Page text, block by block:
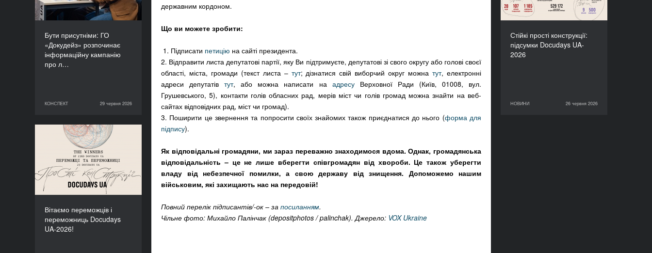
державним кордоном.
Що ви можете зробити:
1. Підписати петицію на сайті президента.
2. Відправити листа депутатові партії, яку Ви підтримуєте, депутатові зі свого округу або голові своєї
області, міста, громади (текст листа –тут; дізнатися свій виборчий округ можна тут, електронні
адреси депутатів тут, або можна написати наадресуВерховної Ради (Київ, 01008, вул.
Грушевського, 5), контакти голів обласних рад, мерів міст чи голів громад можна знайти на веб-
сайтах відповідних рад, міст чи громад).
3. Поширити це звернення та попросити своїх знайомих також приєднатися до нього (форма для
підпису).
Як відповідальні громадяни, ми зараз переважно знаходимося вдома. Однак, громадянська
відповідальність – це не лише вберегти співгромадян від хвороби. Це також уберегти
владу від небезпечної помилки, а свою державу від знищення. Допоможемо нашим
військовим, які захищають нас на передовій!
Повний перелік підписантів/-ок – за посиланням.
Чільне фото: Михайло Палінчак (depositphotos / palinchak). Джерело: VOX Ukraine
Бути присутніми: ГО
«Докудейз» розпочинає
інформаційну кампанію
про л…
КОНСПЕКТ 29 червня 2026
КОНСПЕКТ
29 червня 2026
Стійкі прості конструкції:
підсумки Docudays UA-
2026
НОВИНИ 26 червня 2026
НОВИНИ
26 червня 2026
Вітаємо переможців і
переможниць Docudays
UA-2026!
Вітаємо переможців і
переможниць Docudays
UA-2026!